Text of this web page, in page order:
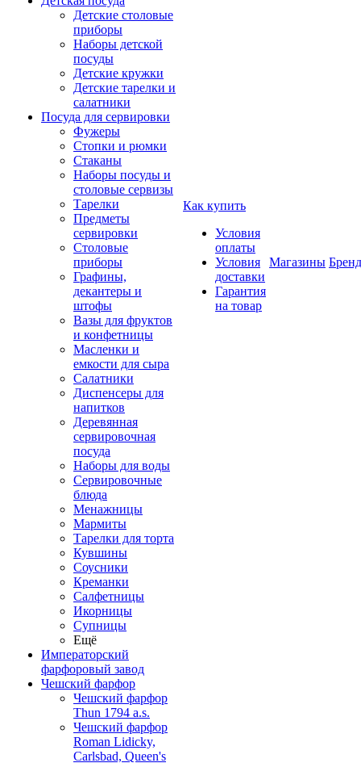
Детские столовые
приборы
Наборы детской
посуды
Детские кружки
Детские тарелки и
салатники
Посуда для сервировки
Фужеры
Стопки и рюмки
Стаканы
Наборы посуды и
столовые сервизы
Тарелки
Предметы
сервировки
Столовые
приборы
Графины,
декантеры и
штофы
Вазы для фруктов
и конфетницы
Масленки и
емкости для сыра
Салатники
Диспенсеры для
напитков
Деревянная
сервировочная
посуда
Наборы для воды
Сервировочные
блюда
Менажницы
Мармиты
Тарелки для торта
Кувшины
Соусники
Креманки
Салфетницы
Икорницы
Супницы
Ещё
Императорский
фарфоровый завод
Чешский фарфор
Чешский фарфор
Thun 1794 a.s.
Чешский фарфор
Roman Lidicky,
Carlsbad, Queen's
Как купить
Условия
оплаты
Условия
доставки
Гарантия
на товар
Магазины